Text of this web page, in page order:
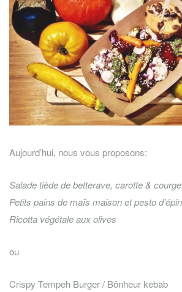
Aujourd’hui, nous vous proposons:
Salade tiède de betterave, carotte &
Petits pains de maïs maison et pesto
Ricotta végétale aux olives
ou
Crispy Tempeh Burger / Bönheur kebab